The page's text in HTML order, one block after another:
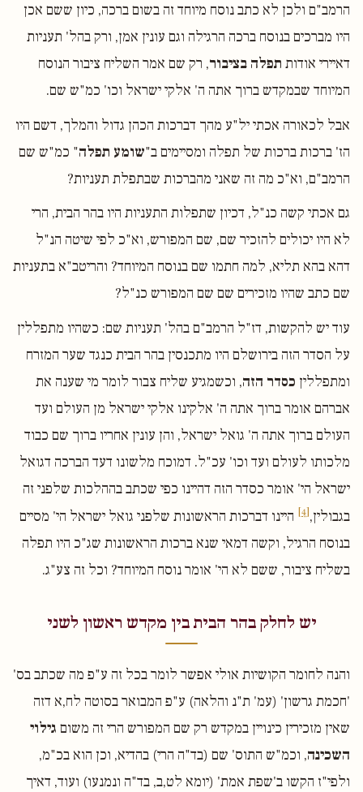
הרמב"ם ולכן לא כתב נוסח מיוחד זה בשום ברכה, כיון ששם אכן
היו מברכים בנוסח ברכה הרגילה וגם עונין אמן, ורק בהל' תעניות
דאיירי אודות תפלה בציבור, רק שם אמר השליח ציבור הנוסח
המיוחד שבמקדש ברוך אתה ה' אלקי ישראל וכו' כמ"ש שם.
אבל לכאורה אכתי יל"ע מהך דברכות הכהן גדול והמלך, דשם היו
הז' ברכות ברכות של תפלה ומסיימים ב"שומע תפלה" כמ"ש שם
הרמב"ם, וא"כ מה זה שאני מהברכות שבתפלת תעניות?
גם אכתי קשה כנ"ל, דכיון שתפלות התעניות היו בהר הבית, הרי
לא היו יכולים להזכיר שם, שם המפורש, וא"כ לפי שיטה הנ"ל
דהא בהא תליא, למה חתמו שם בנוסח המיוחד? והריטב"א בתעניות
שם כתב שהיו מזכירים שם שם המפורש כנ"ל?
עוד יש להקשות, דז"ל הרמב"ם בהל' תעניות שם: כשהיו מתפללין
על הסדר הזה בירושלם היו מתכנסין בהר הבית כנגד שער המזרח
ומתפללין כסדר הזה, וכשמגיע שליח צבור לומר מי שענה את
אברהם אומר ברוך אתה ה' אלקינו אלקי ישראל מן העולם ועד
העולם ברוך אתה ה' גואל ישראל, והן עונין אחריו ברוך שם כבוד
מלכותו לעולם ועד וכו' עכ"ל. דמוכח מלשונו דעד הברכה דגואל
ישראל הי' אומר כסדר הזה דהיינו כפי שכתב בההלכות שלפני זה
בגבולין,[4]
היינו דברכות הראשונות שלפני גואל ישראל הי' מסיים
בנוסח הרגיל, וקשה דמאי שנא ברכות הראשונות שג"כ היו תפלה
בשליח ציבור, ששם לא הי' אומר נוסח המיוחד? וכל זה צע"ג.
יש לחלק בהר הבית בין מקדש ראשון לשני
והנה לחומר הקושיות אולי אפשר לומר בכל זה ע"פ מה שכתב בס'
'חכמת גרשון' (עמ' ת"נ והלאה) ע"פ המבואר בסוטה לח,א דזה
שאין מזכירין כינויין במקדש רק שם המפורש הרי זה משום גילוי
השכינה, וכמ"ש התוס' שם (בד"ה הרי) בהדיא, וכן הוא בכ"מ,
ולפי"ז הקשו ב'שפת אמת' (יומא לט,ב, בד"ה ונמנעו) ועוד, דאיך